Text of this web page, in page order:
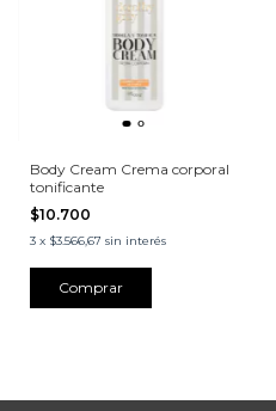
Body Cream Crema corporal
tonificante
$10.700
3 x $3.566,67 sin interés